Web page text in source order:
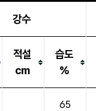
강수
적설
cm
습도
%
65